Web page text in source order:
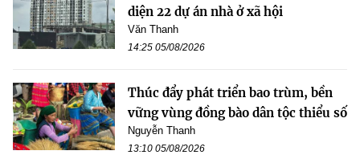
diện 22 dự án nhà ở xã hội
Văn Thanh
14:25 05/08/2026
Thúc đẩy phát triển bao trùm, bền
vững vùng đồng bào dân tộc thiểu số
Nguyễn Thanh
13:10 05/08/2026